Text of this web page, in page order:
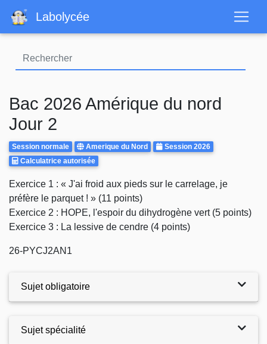
contenu
Labolycée
Bac 2026 Amérique du nord
Jour 2
Rattrapages
Session normale
Centre
d'examen
Amerique du Nord Annee
Session 2026
Calculatrice
Calculatrice autorisée
Body
Exercice 1 : « J'ai froid aux pieds sur le carrelage, je
préfère le parquet ! » (11 points)
Exercice 2 : HOPE, l'espoir du dihydrogène vert (5 points)
Exercice 3 : La lessive de cendre (4 points)
26-PYCJ2AN1
Sujet obligatoire
Sujet spécialité